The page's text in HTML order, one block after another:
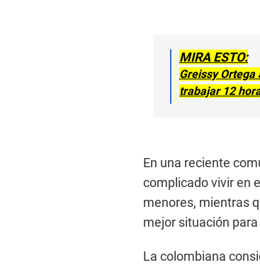
MIRA ESTO:
Greissy
trabajar 12
En una reciente
complicado vivir en
menores, mientras
mejor situación
La colombiana